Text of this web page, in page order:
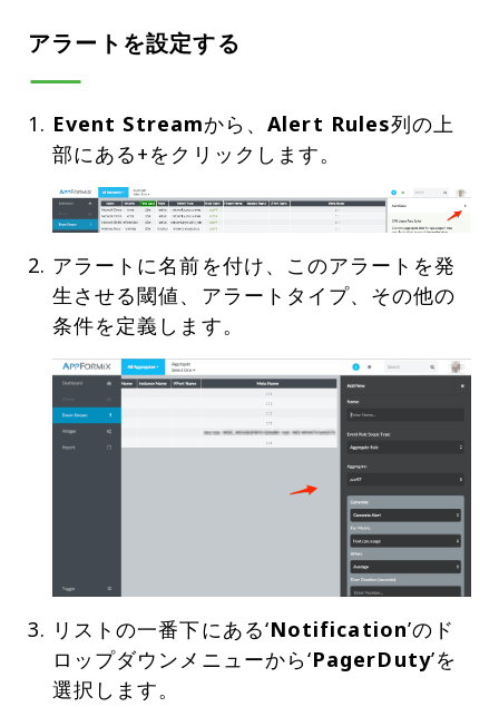
アラートを設定する
Event Streamから、Alert Rules列の上
アラートに名前を付け、このアラートを発
生させる閾値、アラートタイプ、その他の
リストの一番下にある‘Notification’のド
ロップダウンメニューから‘PagerDuty’を